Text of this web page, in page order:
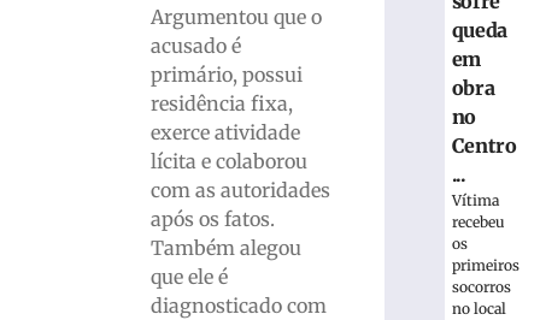
Argumentou que o
acusado é
primário, possui
residência fixa,
exerce atividade
lícita e colaborou
com as autoridades
após os fatos.
Também alegou
que ele é
diagnosticado com
morre
após
ônibus
invadir
restaurante
BR-
Papanduva
queda
em
obra
no
Centro
...
Vítima
recebeu
os
primeiros
socorros
no local